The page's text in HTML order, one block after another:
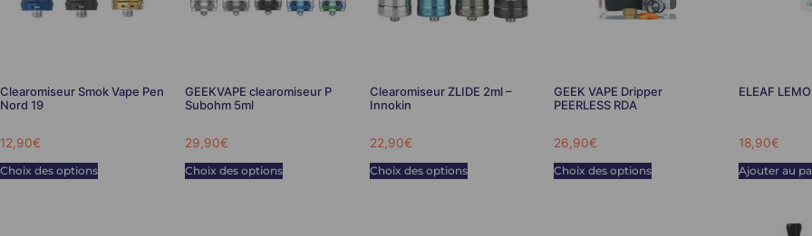
Clearomiseur Smok Vape Pen
Nord 19
12,90€
Choix des options
GEEKVAPE clearomiseur P
Subohm 5ml
29,90€
Choix des options
Clearomiseur ZLIDE 2ml –
Innokin
22,90€
Choix des options
GEEK VAPE Dripper
PEERLESS RDA
26,90€
Choix des options
ELEAF
18,90€
Ajouter au